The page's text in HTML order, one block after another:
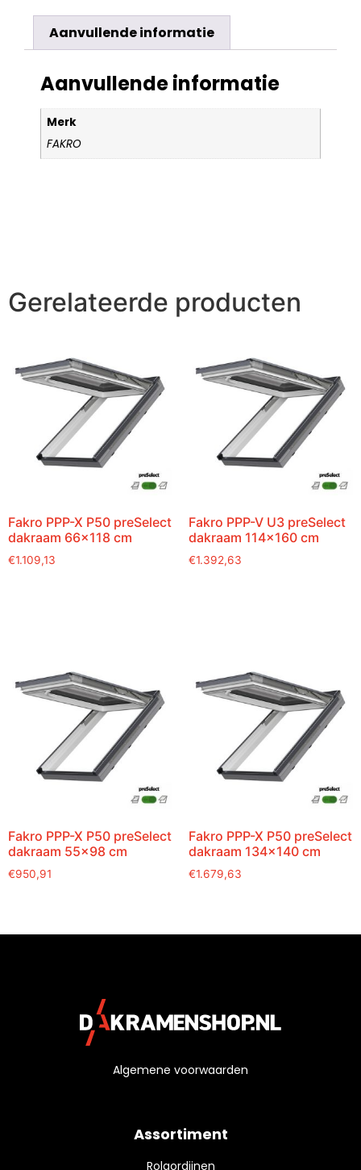
Aanvullende informatie
Aanvullende informatie
Merk
FAKRO
Gerelateerde producten
Fakro PPP-X P50 preSelect
dakraam 66×118 cm
€1.109,13
Fakro PPP-V U3 preSelect
dakraam 114×160 cm
€1.392,63
Fakro PPP-X P50 preSelect
dakraam 55×98 cm
€950,91
Fakro PPP-X P50 preSelect
dakraam 134×140 cm
€1.679,63
Algemene voorwaarden
Assortiment
Rolgordijnen